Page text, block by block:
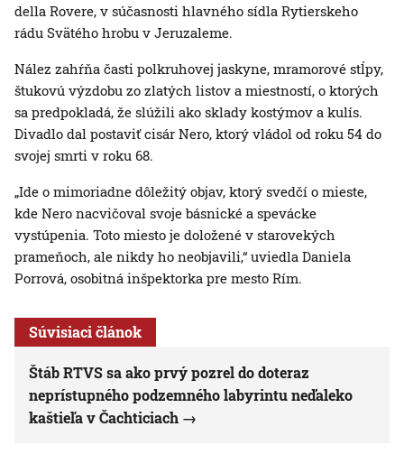
della Rovere, v súčasnosti hlavného sídla Rytierskeho
rádu Svätého hrobu v Jeruzaleme.
Nález zahŕňa časti polkruhovej jaskyne, mramorové stĺpy,
štukovú výzdobu zo zlatých listov a miestností, o ktorých
sa predpokladá, že slúžili ako sklady kostýmov a kulís.
Divadlo dal postaviť cisár Nero, ktorý vládol od roku 54 do
svojej smrti v roku 68.
„Ide o mimoriadne dôležitý objav, ktorý svedčí o mieste,
kde Nero nacvičoval svoje básnické a spevácke
vystúpenia. Toto miesto je doložené v starovekých
prameňoch, ale nikdy ho neobjavili,“ uviedla Daniela
Porrová, osobitná inšpektorka pre mesto Rím.
Súvisiaci článok
Štáb RTVS sa ako prvý pozrel do doteraz
neprístupného podzemného labyrintu neďaleko
kaštieľa v Čachticiach